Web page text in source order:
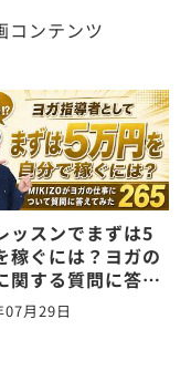
コンテンツ
ッスンでまずは5
稼ぐには？ヨガの
関する質問に答え
vol.265
月29日